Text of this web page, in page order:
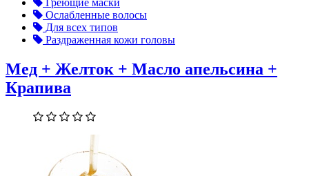
Ослабленные волосы
Для всех типов
Раздраженная кожи головы
Мед + Желток + Масло апельсина +
Крапива